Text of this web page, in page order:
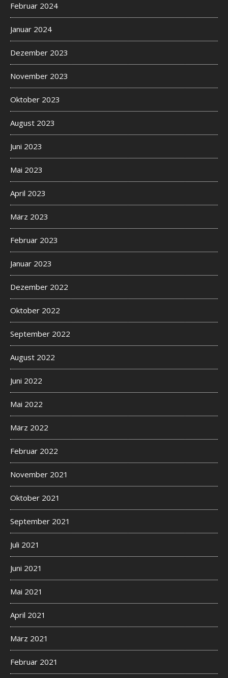
Februar 2024
Januar 2024
Dezember 2023
November 2023
Oktober 2023
August 2023
Juni 2023
Mai 2023
April 2023
März 2023
Februar 2023
Januar 2023
Dezember 2022
Oktober 2022
September 2022
August 2022
Juni 2022
Mai 2022
März 2022
Februar 2022
November 2021
Oktober 2021
September 2021
Juli 2021
Juni 2021
Mai 2021
April 2021
März 2021
Februar 2021